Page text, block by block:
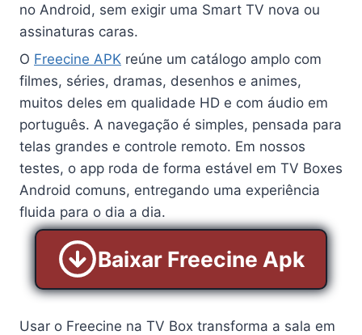
no Android, sem exigir uma Smart TV nova ou
assinaturas caras.
O Freecine APK reúne um catálogo amplo com
filmes, séries, dramas, desenhos e animes,
muitos deles em qualidade HD e com áudio em
português. A navegação é simples, pensada para
telas grandes e controle remoto. Em nossos
testes, o app roda de forma estável em TV Boxes
Android comuns, entregando uma experiência
fluida para o dia a dia.
Baixar Freecine Apk
Usar o Freecine na TV Box transforma a sala em